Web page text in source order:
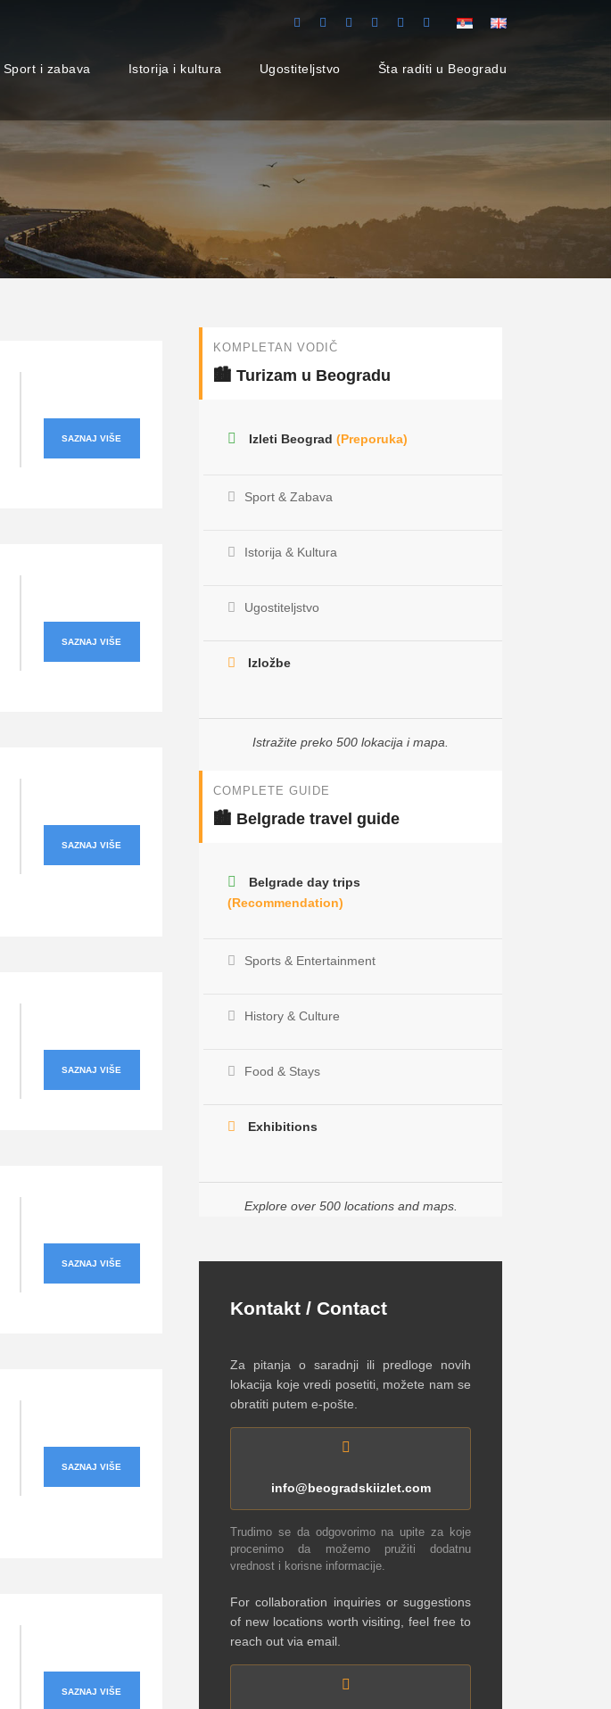
Sport i zabava Istorija i kultura Ugostiteljstvo Šta raditi u Beogradu
SAZNAJ VIŠE
SAZNAJ VIŠE
SAZNAJ VIŠE
SAZNAJ VIŠE
SAZNAJ VIŠE
SAZNAJ VIŠE
SAZNAJ VIŠE
KOMPLETAN VODIČ
🏙️ Turizam u Beogradu
Izleti Beograd (Preporuka)
Sport & Zabava
Istorija & Kultura
Ugostiteljstvo
Izložbe
Istražite preko 500 lokacija i mapa.
COMPLETE GUIDE
🏙️ Belgrade travel guide
Belgrade day trips
(Recommendation)
Sports & Entertainment
History & Culture
Food & Stays
Exhibitions
Explore over 500 locations and maps.
Kontakt / Contact
Za pitanja o saradnji ili predloge novih
lokacija koje vredi posetiti, možete nam se
obratiti putem e-pošte.
info@beogradskiizlet.com
Trudimo se da odgovorimo na upite za koje
procenimo da možemo pružiti dodatnu
vrednost i korisne informacije.
For collaboration inquiries or suggestions
of new locations worth visiting, feel free to
reach out via email.